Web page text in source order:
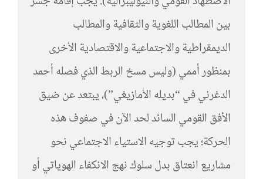
بين المطالب اللغوية والثقافية والمطالب
الديمقراطية والاجتماعية والاقتصادية الأخرى
بمنظور أممي (وليس مسخ الربط الذي فصله أحمد
الدغرني في “بديله الأمازيغي”)، يبتعد عن ضيق
الأفق القومي السائد لحد الآن في صفوف هذه
الحركة؛ يجب توجيه الاستياء الاجتماعي نحو
مشاريع انعتاق بدل سلوك نهج الانكفاء الهوياتي أو